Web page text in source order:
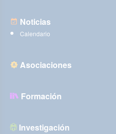
Noticias
Calendario
Asociaciones
Formación
Investigación